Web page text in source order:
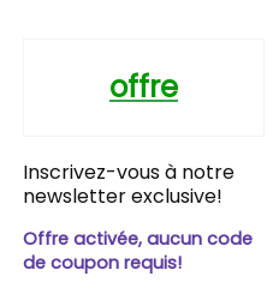
offre
Inscrivez-vous à notre
newsletter exclusive!
Offre activée, aucun code
de coupon requis!